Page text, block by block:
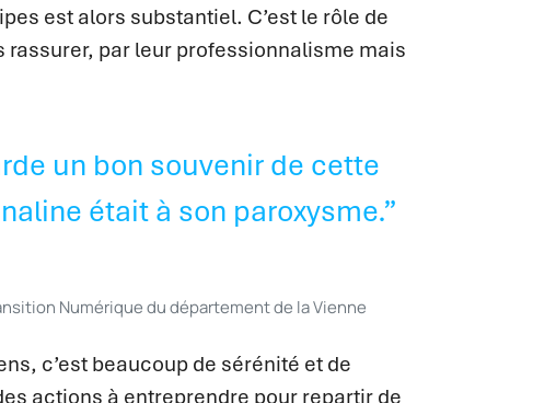
est alors substantiel. C’est le rôle de
par leur professionnalisme mais
un bon souvenir de cette
était à son paroxysme.”
Numérique du département de la Vienne
c’est beaucoup de sérénité et de
actions à entreprendre pour repartir de